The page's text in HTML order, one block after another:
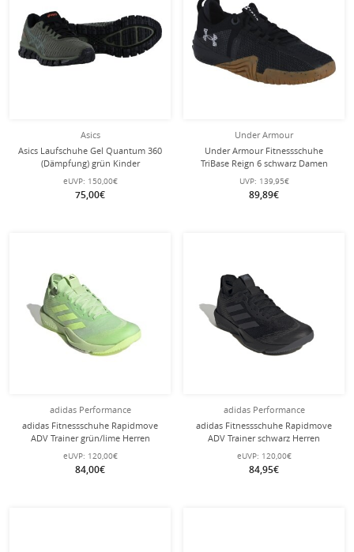
Asics
Asics Laufschuhe Gel Quantum 360
(Dämpfung) grün Kinder
eUVP: 150,00€
75,00€
Under Armour
Under Armour Fitnessschuhe
TriBase Reign 6 schwarz Damen
UVP: 139,95€
89,89€
adidas Performance
adidas Fitnessschuhe Rapidmove
ADV Trainer grün/lime Herren
eUVP: 120,00€
84,00€
adidas Performance
adidas Fitnessschuhe Rapidmove
ADV Trainer schwarz Herren
eUVP: 120,00€
84,95€